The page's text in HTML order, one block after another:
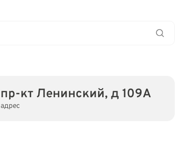
пр-кт Ленинский, д 109А
адрес